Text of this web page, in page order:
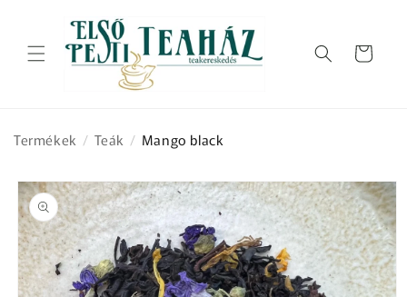
tartalomhoz
Kosár
Termékek / Teák / Mango black
Kihagyás, és
ugrás a
termékadatokra